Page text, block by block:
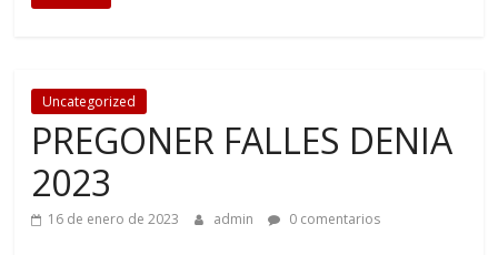
Uncategorized
PREGONER FALLES DENIA
2023
16 de enero de 2023 admin 0 comentarios